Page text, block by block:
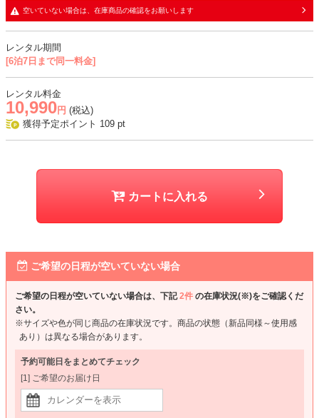
・ブラウスはさらっとした柔らかい生地
・パンツは凹凸感のある肌触りの良い生地
おすすめシーン
結婚式、お食事会、入学式、卒業式、学校行事、式典、七五三、お宮
参りなど
空いていない場合は、在庫商品の確認をお願いします
レンタル期間
[6泊7日まで同一料金]
レンタル料金
10,990 円 (税込)
獲得予定ポイント 109 pt
カートに入れる
ご希望の日程が空いていない場合
ご希望の日程が空いていない場合は、下記2件 の在庫状況(※)をご確認くだ
さい。
※サイズや色が同じ商品の在庫状況です。商品の状態（新品同様～使用感
あり）は異なる場合があります。
予約可能日をまとめてチェック
[1] ご希望のお届け日